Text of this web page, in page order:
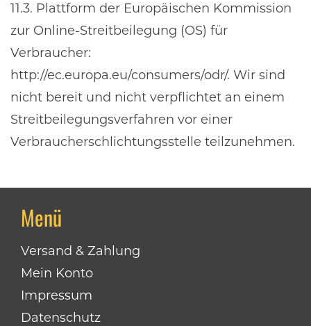
11.3. Plattform der Europäischen Kommission
zur Online-Streitbeilegung (OS) für
Verbraucher:
http://ec.europa.eu/consumers/odr/. Wir sind
nicht bereit und nicht verpflichtet an einem
Streitbeilegungsverfahren vor einer
Verbraucherschlichtungsstelle teilzunehmen.
Menü
Versand & Zahlung
Mein Konto
Impressum
Datenschutz